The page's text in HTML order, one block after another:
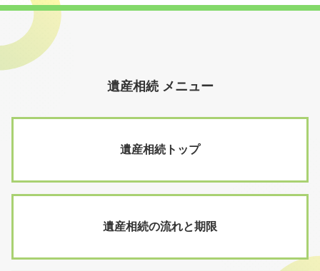
遺産相続 メニュー
遺産相続トップ
遺産相続の流れと期限